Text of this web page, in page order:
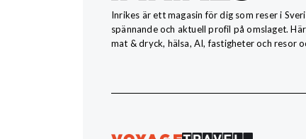
Inrikes är ett magasin för dig som reser i
spännande och aktuell profil på omslaget.
mat & dryck, hälsa, AI, fastigheter och resor